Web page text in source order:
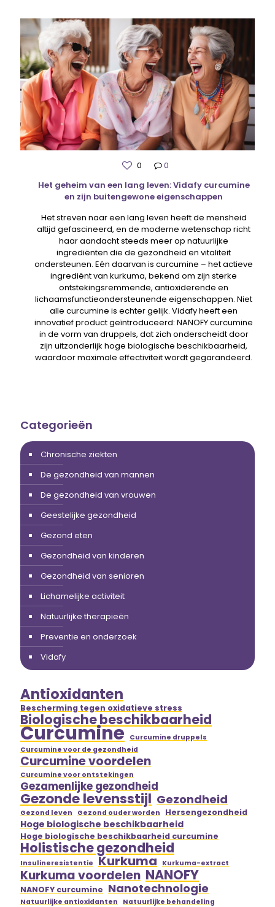
0
0
Het geheim van een lang leven: Vidafy curcumine
en zijn buitengewone eigenschappen
Het streven naar een lang leven heeft de mensheid
altijd gefascineerd, en de moderne wetenschap richt
haar aandacht steeds meer op natuurlijke
ingrediënten die de gezondheid en vitaliteit
ondersteunen. Eén daarvan is curcumine – het actieve
ingrediënt van kurkuma, bekend om zijn sterke
ontstekingsremmende, antioxiderende en
lichaamsfunctieondersteunende eigenschappen. Niet
alle curcumine is echter gelijk. Vidafy heeft een
innovatief product geïntroduceerd: NANOFY curcumine
in de vorm van druppels, dat zich onderscheidt door
zijn uitzonderlijk hoge biologische beschikbaarheid,
waardoor maximale effectiviteit wordt gegarandeerd.
Categorieën
Chronische ziekten
De gezondheid van mannen
De gezondheid van vrouwen
Geestelijke gezondheid
Gezond eten
Gezondheid van kinderen
Gezondheid van senioren
Lichamelijke activiteit
Natuurlijke therapieën
Preventie en onderzoek
Vidafy
Antioxidanten
Bescherming tegen oxidatieve stress
Biologische beschikbaarheid
Curcumine Curcumine druppels
Curcumine voor de gezondheid
Curcumine voordelen
Curcumine voor ontstekingen
Gezamenlijke gezondheid
Gezonde levensstijl Gezondheid
Gezond leven Gezond ouder worden Hersengezondheid
Hoge biologische beschikbaarheid
Hoge biologische beschikbaarheid curcumine
Holistische gezondheid
Insulineresistentie Kurkuma Kurkuma-extract
Kurkuma voordelen NANOFY
NANOFY curcumine Nanotechnologie
Natuurlijke antioxidanten Natuurlijke behandeling